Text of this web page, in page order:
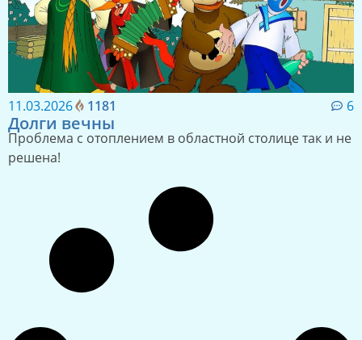
11.03.2026 1181 6
Долги вечны
Проблема с отоплением в областной столице так и не
решена!